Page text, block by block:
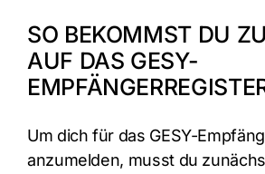
SO BEKOMMST DU
AUF DAS GESY-
Um dich für das GESY-
anzumelden, musst du